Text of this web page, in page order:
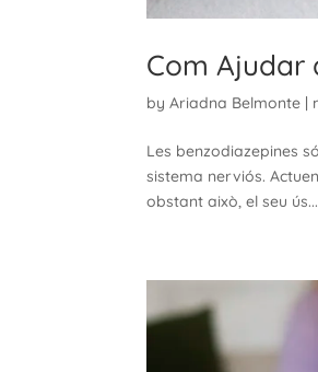
Com Ajudar
byAriadna Belmonte |
Les benzodiazepines
sistema nerviós.
obstant això, el seu ús...